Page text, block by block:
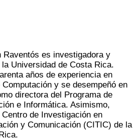
Raventós es investigadora y
Universidad de Costa Rica.
años de experiencia en
y se desempeñó en
directora del Programa de
e Informática. Asimismo,
de Investigación en
y Comunicación (CITIC) de la